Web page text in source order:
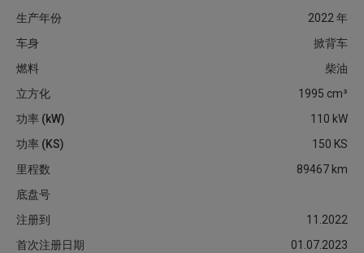
生产年份
2022 年
车身
掀背车
燃料
柴油
立方化
1995 cm³
功率 (kW)
110 kW
功率 (KS)
150 KS
里程数
89467 km
底盘号
注册到
11.2022
首次注册日期
01.07.2023